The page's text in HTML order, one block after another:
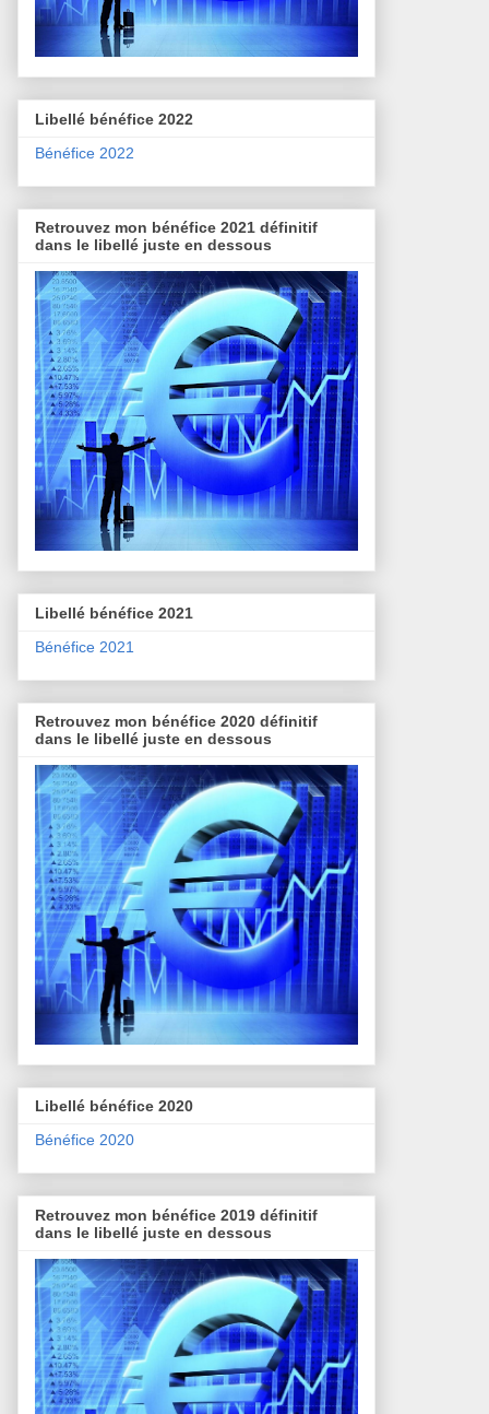
Libellé bénéfice 2022
Bénéfice 2022
Retrouvez mon bénéfice 2021 définitif
dans le libellé juste en dessous
Libellé bénéfice 2021
Bénéfice 2021
Retrouvez mon bénéfice 2020 définitif
dans le libellé juste en dessous
Libellé bénéfice 2020
Bénéfice 2020
Retrouvez mon bénéfice 2019 définitif
dans le libellé juste en dessous